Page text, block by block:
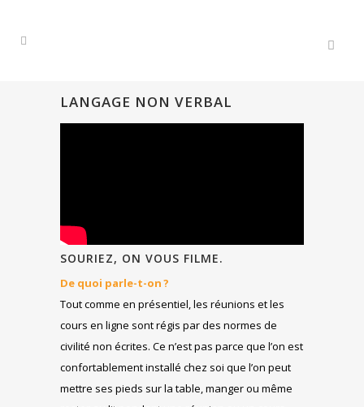
LANGAGE NON VERBAL
SOURIEZ, ON VOUS FILME.
De quoi parle-t-on ?
Tout comme en présentiel, les réunions et les
cours en ligne sont régis par des normes de
civilité non écrites. Ce n’est pas parce que l’on est
confortablement installé chez soi que l’on peut
mettre ses pieds sur la table, manger ou même